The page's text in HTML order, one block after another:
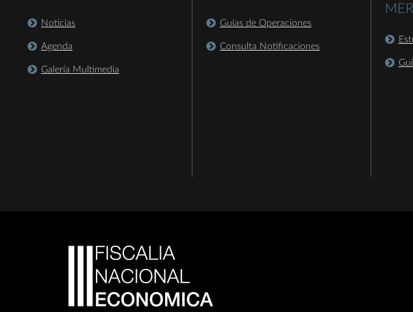
Noticias
Agenda
Galería Multimedia
Guías de Operaciones
Consulta Notificaciones